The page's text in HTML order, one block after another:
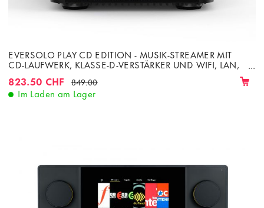
EVERSOLO PLAY CD EDITION - MUSIK-STREAMER MIT
CD-LAUFWERK, KLASSE-D-VERSTÄRKER UND WIFI, LAN,
823.50 CHF 849.00
Im Laden am Lager